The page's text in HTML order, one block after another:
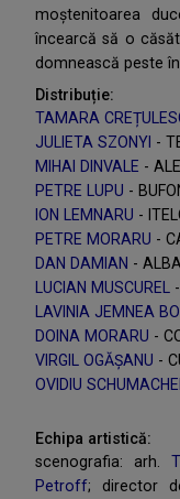
moștenitoarea
încearcă să o
domnească peste
Distribuție:
TAMARA
JULIETA SZONYI -
MIHAI DINVALE -
PETRE LUPU -
ION LEMNARU -
PETRE MORARU -
DAN DAMIAN -
LUCIAN MUSCUREL
LAVINIA JEMNEA
DOINA MORARU -
VIRGIL OGĂȘANU -
OVIDIU
Echipa artistică:
scenografia: arh.
Petroff; director